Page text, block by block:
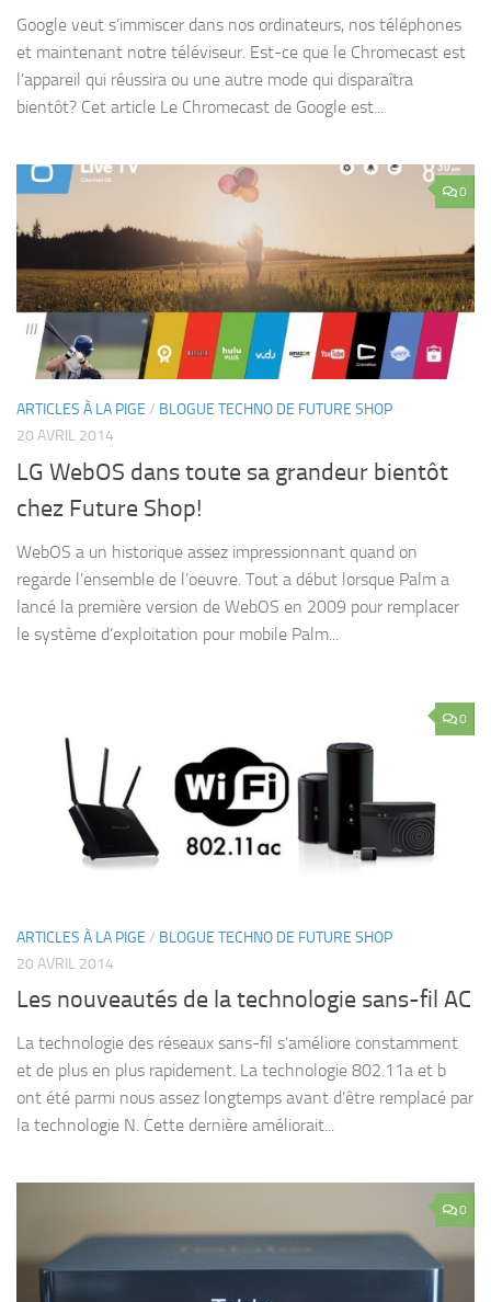
Google veut s’immiscer dans nos ordinateurs, nos téléphones
et maintenant notre téléviseur. Est-ce que le Chromecast est
l’appareil qui réussira ou une autre mode qui disparaîtra
bientôt? Cet article Le Chromecast de Google est...
0
ARTICLES À LA PIGE / BLOGUE TECHNO DE FUTURE SHOP
20 AVRIL 2014
LG WebOS dans toute sa grandeur bientôt
chez Future Shop!
WebOS a un historique assez impressionnant quand on
regarde l’ensemble de l’oeuvre. Tout a début lorsque Palm a
lancé la première version de WebOS en 2009 pour remplacer
le système d’exploitation pour mobile Palm...
0
ARTICLES À LA PIGE / BLOGUE TECHNO DE FUTURE SHOP
20 AVRIL 2014
Les nouveautés de la technologie sans-fil AC
La technologie des réseaux sans-fil s’améliore constamment
et de plus en plus rapidement. La technologie 802.11a et b
ont été parmi nous assez longtemps avant d’être remplacé par
la technologie N. Cette dernière améliorait...
0